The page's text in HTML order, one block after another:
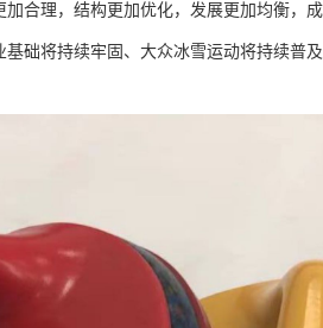
合理，结构更加优化，发展更加均衡，
础将持续牢固、大众冰雪运动将持续普